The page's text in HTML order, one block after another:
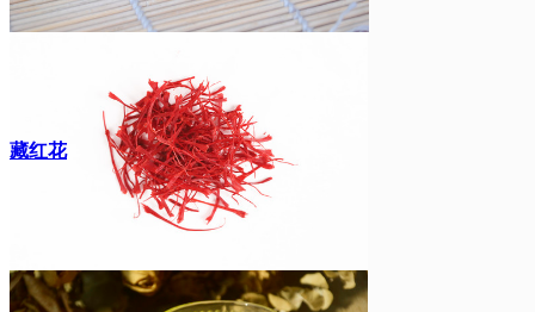
藏红花